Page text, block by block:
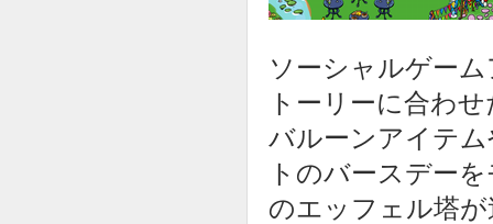
ソーシャルゲー
トーリーに合わせ
バルーンアイテ
トのバースデー
のエッフェル塔